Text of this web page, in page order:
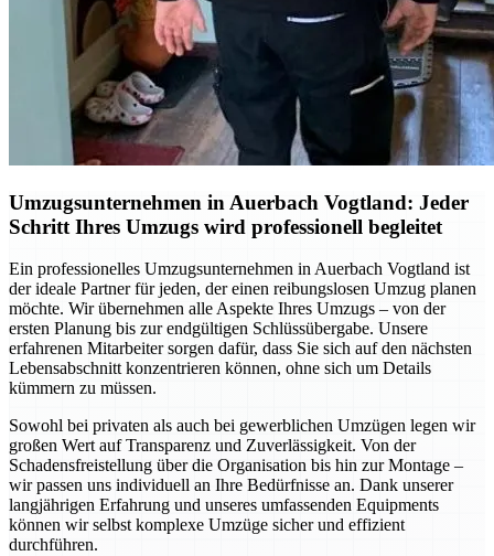
Umzugsunternehmen in Auerbach Vogtland: Jeder
Schritt Ihres Umzugs wird professionell begleitet
Ein professionelles Umzugsunternehmen in Auerbach Vogtland ist
der ideale Partner für jeden, der einen reibungslosen Umzug planen
möchte. Wir übernehmen alle Aspekte Ihres Umzugs – von der
ersten Planung bis zur endgültigen Schlüssübergabe. Unsere
erfahrenen Mitarbeiter sorgen dafür, dass Sie sich auf den nächsten
Lebensabschnitt konzentrieren können, ohne sich um Details
kümmern zu müssen.
Sowohl bei privaten als auch bei gewerblichen Umzügen legen wir
großen Wert auf Transparenz und Zuverlässigkeit. Von der
Schadensfreistellung über die Organisation bis hin zur Montage –
wir passen uns individuell an Ihre Bedürfnisse an. Dank unserer
langjährigen Erfahrung und unseres umfassenden Equipments
können wir selbst komplexe Umzüge sicher und effizient
durchführen.